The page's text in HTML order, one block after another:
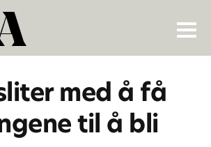
med å få
til å bli